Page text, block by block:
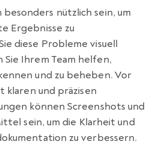
nützlich sein, um
Ergebnisse zu
diese Probleme visuell
Ihrem Team helfen,
und zu beheben. Vor
klaren und präzisen
können Screenshots und
sein, um die Klarheit und
zu verbessern.